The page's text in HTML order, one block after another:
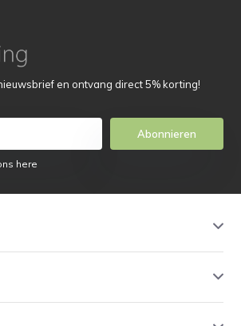
en ontvang direct 5% korting!
Abonnieren
here